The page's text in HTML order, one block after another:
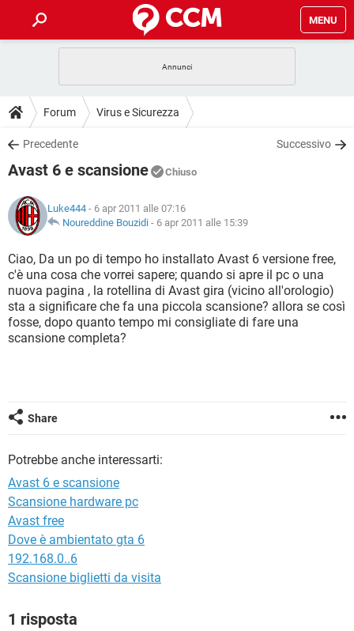
MENU
INTRATTENIMENTO ANDROID
iOS
INSTAGRAM WHATSAPP
TIKTOK
HARDWARE
GUIDE
COVID-19
INSTAGRAM
TIKTOK
HARDWARE
DOWNLOAD
COVID-19 GAMING
INTRATTENIMENTO
iOS WINDOWS 10
INSTAGRAM WHATSAPP
TIKTOK FACEBOOK
HARDWARE
COVID-19
INTRATTENIMENTO
iOS WINDOWS 10
INSTAGRAM WHATSAPP
TIKTOK FACEBOOK
HARDWARE
GLOSSARIO
COVID-19 GAMING
INTRATTENIMENTO ANDROID
iOS WINDOWS 10
INSTAGRAM WHATSAPP
Forum Virus e Sicurezza
Precedente Successivo
Avast 6 e scansione Chiuso
Luke444 - 6 apr 2011 alle 07:16
Noureddine Bouzidi - 6 apr 2011 alle 15:39
Ciao, Da un po di tempo ho installato Avast 6 versione free,
c'è una cosa che vorrei sapere; quando si apre il pc o una
nuova pagina , la rotellina di Avast gira (vicino all'orologio)
sta a significare che fa una piccola scansione? allora se così
fosse, dopo quanto tempo mi consigliate di fare una
scansione completa?
Share
Potrebbe anche interessarti:
Avast 6 e scansione
Scansione hardware pc
Avast free
Dove è ambientato gta 6
192.168.0..6
Scansione biglietti da visita
1 risposta